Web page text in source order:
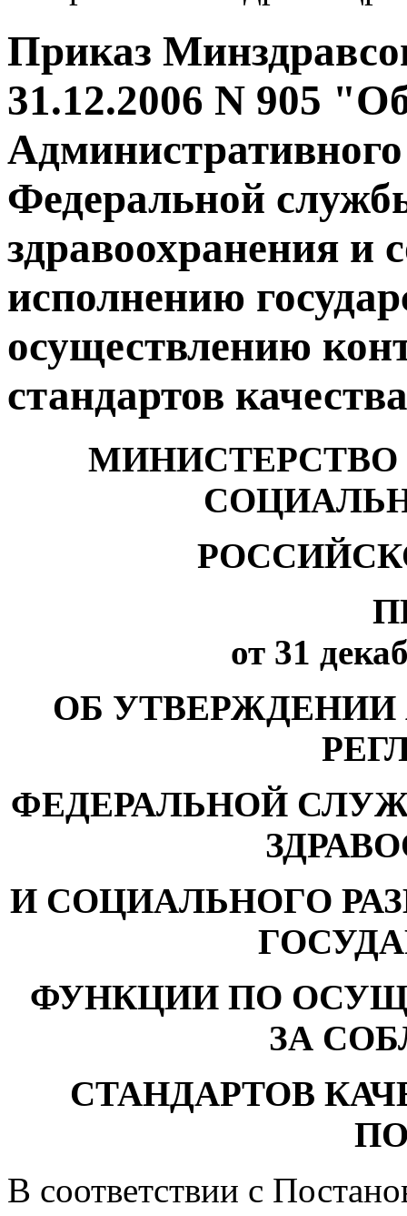
Приказ
31.12.2006 N 905
Федеральной
здравоохранения и
исполнению
осуществлению
стандартов
МИНИСТЕРСТВО
от 31
ОБ
ФЕДЕРАЛЬНОЙ
И СОЦИАЛЬНОГО
ФУНКЦИИ ПО
ЗА
СТАНДАРТОВ
В соответствии с